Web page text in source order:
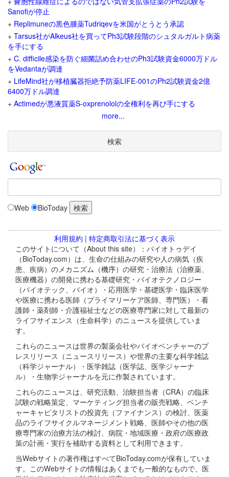
Sanofiが停止
+ Replimuneの黒色腫薬Tudriqevを米国がとうとう承認
+ Tarsus社がAlkeus社を買ってPh3試験段階のシュタルガルト病薬
を手にする
+ C. difficile感染を防ぐ細菌詰め合わせのPh3試験資金6000万ドル
をVedantaが調達
+ LifeMind社が移植臓器拒絶予防薬LIFE-001のPh2試験資金2億
6400万ドル調達
+ Actimedが悪液質薬S-oxprenololの全権利を再び手にする
more...
検索
Web BioToday
利用規約 | 特定商取引法に基づく表示
このサイトについて（About this site）：バイオトゥデイ
（BioToday.com）は、生命の仕組みの研究や人の病気（疾
患、疾病）のメカニズム（機序）の研究・治療法（治療薬、
医療機器）の開発に携わる基礎研究・バイオテクノロジー
（バイオテック、バイオ）・応用医学・基礎医学・臨床医学
や医療に携わる医師（プライマリーケア医師、専門医）・看
護師・薬剤師・介護福祉士などの医療専門家に対して最新の
ライフサイエンス（生命科学）のニュースを提供していま
す。
これらのニュースは世界の製薬会社やバイオベンチャーのプ
レスリリース（ニュースリリース）や世界の主要な科学雑誌
（科学ジャーナル）・医学雑誌（医学誌、医学ジャーナ
ル）・生物学ジャーナルを元に作製されています。
これらのニュースは、研究活動、治験担当者（CRA）の臨床
試験の戦略策定、マーケティング担当者の販売戦略、ベンチ
ャーキャピタリストの投資先（ファイナンス）の検討、医薬
品のライフサイクルマネージメント戦略、医師やその他の医
療専門家の治療方法の検討、病院・地域医療・政府の医療政
策の計画・実行を補助する資料として利用できます。
当Webサイトの著作権はすべてBioToday.comが保有していま
す。このWebサイトの情報はあくまでも一般的なもので、医